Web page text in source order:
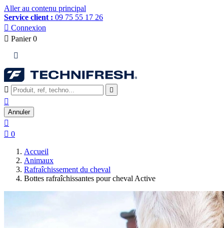
Aller au contenu principal
Service client : 09 75 55 17 26
 Connexion
 Panier 0

 

Annuler

 0
Accueil
Animaux
Rafraîchissement du cheval
Bottes rafraîchissantes pour cheval Active